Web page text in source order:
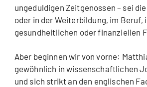
ungeduldigen Zeitgenossen – sei
oder in der Weiterbildung, im Beruf,
gesundheitlichen oder finanziellen
Aber beginnen wir von vorne:
gewöhnlich in wissenschaftlichen
und sich strikt an den englischen